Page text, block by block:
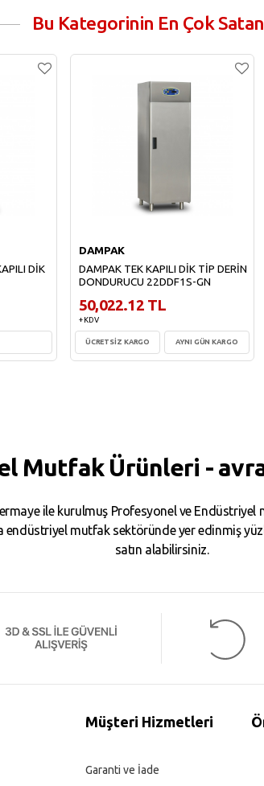
Bu Kategorinin En Çok
DİK
DAMPAK
DAMPAK TEK KAPILI DİK TİP DERİN
DONDURUCU 22DDF1S-GN
50,022.12 TL
+ KDV
ÜCRETSİZ KARGO AYNI GÜN KARGO
Mutfak Ürünleri -
ile kurulmuş Profesyonel ve
mutfak sektöründe yer edinmiş
satın alabilirsiniz.
Müşteri Hizmetleri
Garanti ve İade